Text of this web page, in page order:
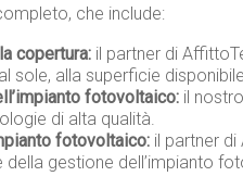
che include:
copertura: il partner di
sole, alla superficie
fotovoltaico: il
di alta qualità.
fotovoltaico: il partner
della gestione dell’impianto